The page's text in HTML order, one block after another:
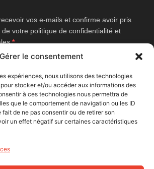
Gérer le consentement
expériences, nous utilisons des technologies
stocker et/ou accéder aux informations des
à ces technologies nous permettra de
que le comportement de navigation ou les ID
fait de ne pas consentir ou de retirer son
un effet négatif sur certaines caractéristiques
vos e-mails et confirme avoir pris
votre politique de confidentialité et
à tout moment en cliquant sur le lien
Bike Café mesure l'ouverture des
d'améliorer les contenus proposés.